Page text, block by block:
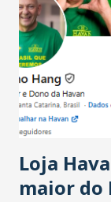
Ainda segundo a
bares e
registraram
do observado no
novembro. Em
Loja
maior do